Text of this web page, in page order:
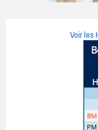
Voir les